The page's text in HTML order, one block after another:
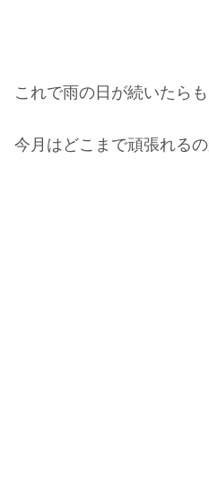
これで雨の日が続いたらも
今月はどこまで頑張れるの